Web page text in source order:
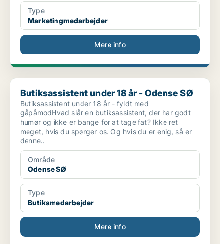
Type
Marketingmedarbejder
Mere info
Butiksassistent under 18 år - Odense SØ
Butiksassistent under 18 år - Odense SØ
Butiksassistent under 18 år - fyldt med
gåpåmodHvad slår en butiksassistent, der har godt
humør og ikke er bange for at tage fat? Ikke ret
meget, hvis du spørger os. Og hvis du er enig, så er
denne..
Område
Odense SØ
Type
Butiksmedarbejder
Mere info